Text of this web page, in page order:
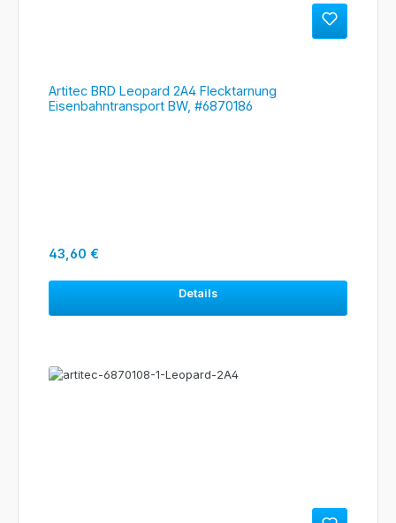
Artitec BRD Leopard 2A4 Flecktarnung
Eisenbahntransport BW, #6870186
Regulärer Preis:
43,60 €
Details